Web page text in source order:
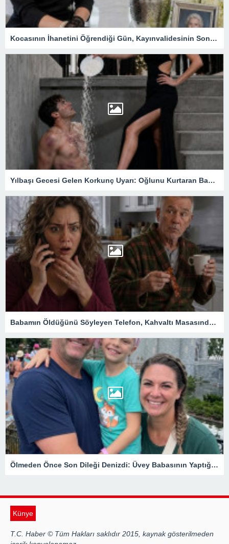
Kocasının İhanetini Öğrendiği Gün, Kayınvalidesinin Son Hediyesi Hayatını Değiştirdi
Yılbaşı Gecesi Gelen Korkunç Uyarı: Oğlunu Kurtaran Babanın Büyük Sırrı
Babamın Öldüğünü Söyleyen Telefon, Kahvaltı Masasında Tüm Gerçekleri Ortaya Çıkardı
Ölmeden Önce Son Dileği Denizdi: Üvey Babasının Yaptığı Gizli Davet Tüm Ailenin Kaderini Değiştirdi
Künye
T.C. Haber © Tüm Hakları saklıdır 2015, kaynak gösterilmeden